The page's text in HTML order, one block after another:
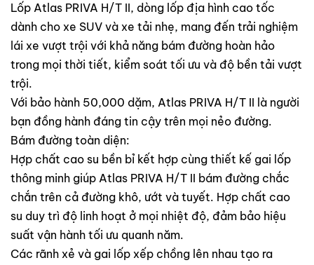
Lốp Atlas PRIVA H/T II, dòng lốp địa hình cao tốc
dành cho xe SUV và xe tải nhẹ, mang đến trải nghiệm
lái xe vượt trội với khả năng bám đường hoàn hảo
trong mọi thời tiết, kiểm soát tối ưu và độ bền tải vượt
trội.
Với bảo hành 50,000 dặm, Atlas PRIVA H/T II là người
bạn đồng hành đáng tin cậy trên mọi nẻo đường.
Bám đường toàn diện:
Hợp chất cao su bền bỉ kết hợp cùng thiết kế gai lốp
thông minh giúp Atlas PRIVA H/T II bám đường chắc
chắn trên cả đường khô, ướt và tuyết. Hợp chất cao
su duy trì độ linh hoạt ở mọi nhiệt độ, đảm bảo hiệu
suất vận hành tối ưu quanh năm.
Các rãnh xẻ và gai lốp xếp chồng lên nhau tạo ra